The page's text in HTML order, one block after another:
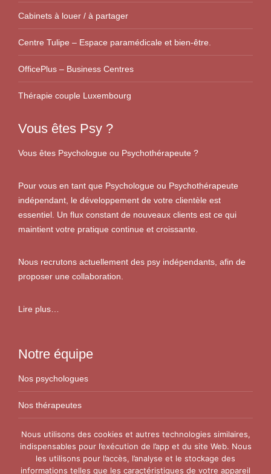
Cabinets à louer / à partager
Centre Tulipe – Espace paramédicale et bien-être.
OfficePlus – Business Centres
Thérapie couple Luxembourg
Vous êtes Psy ?
Vous êtes Psychologue ou Psychothérapeute ?
Pour vous en tant que Psychologue ou Psychothérapeute
indépendant, le développement de votre clientèle est
essentiel. Un flux constant de nouveaux clients est ce qui
maintient votre pratique continue et croissante.
Nous recrutons actuellement des psy indépendants, afin de
proposer une collaboration.
Lire plus…
Notre équipe
Nos psychologues
Nos thérapeutes
Nos conseillers conjugaux
Nos Centres
Nous utilisons des cookies et autres technologies similaires,
indispensables pour l’exécution de l’app et du site Web. Nous
les utilisons pour l’accès, l’analyse et le stockage des
informations telles que les caractéristiques de votre appareil